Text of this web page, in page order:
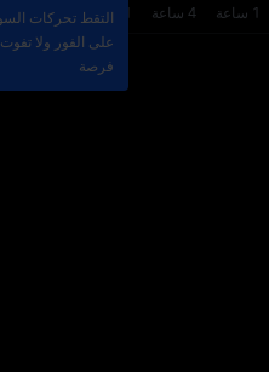
1 ساعة 4 ساعة
التقط تحركات
على الفور ولا
فرصة